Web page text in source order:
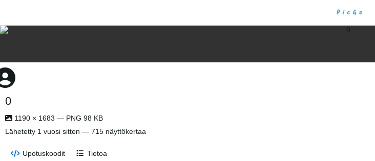
0
1190 × 1683 — PNG 98 KB
Lähetetty 1 vuosi sitten — 715 näyttökertaa
Upotuskoodit Tietoa